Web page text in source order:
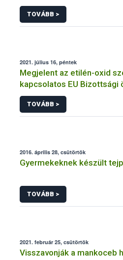
TOVÁBB >
2021. július 16, péntek
Megjelent az etilén-oxid
kapcsolatos EU Bizottsági
TOVÁBB >
2016. április 28, csütörtök
Gyermekeknek készült
TOVÁBB >
2021. február 25, csütörtök
Visszavonják a mankoceb